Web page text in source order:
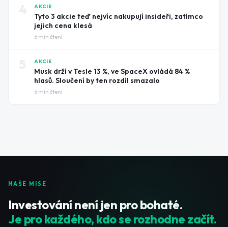
AKCIE
Tyto 3 akcie teď nejvíc nakupují insideři, zatímco
jejich cena klesá
6 min čtení
AKCIE
Musk drží v Tesle 13 %, ve SpaceX ovládá 84 %
hlasů. Sloučení by ten rozdíl smazalo
6 min čtení
NAŠE MISE
Investování není jen pro bohaté.
Je pro každého, kdo se rozhodne začít.